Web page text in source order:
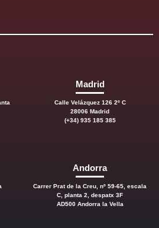
Madrid
Calle Velázquez 126 2º C
28006 Madrid
(+34) 935 185 385
Andorra
Carrer Prat de la Creu, nº 59-65, escala
C, planta 2, despatx 3F
AD500 Andorra la Vella